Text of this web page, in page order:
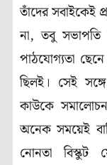
তাঁদের সবাইকেই
না, তবু সভাপতি
পাঠযোগ্যতা
ছিলই। সেই
কাউকে
অনেক সময়েই
নোনতা বিস্কুট